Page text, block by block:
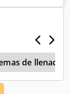
han sido
35 bar. 2 han
con
documentación
de llenado